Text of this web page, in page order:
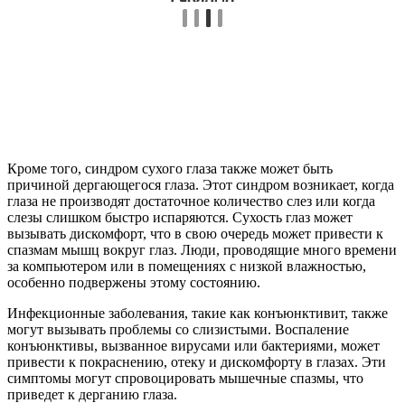
Кроме того, синдром сухого глаза также может быть
причиной дергающегося глаза. Этот синдром возникает, когда
глаза не производят достаточное количество слез или когда
слезы слишком быстро испаряются. Сухость глаз может
вызывать дискомфорт, что в свою очередь может привести к
спазмам мышц вокруг глаз. Люди, проводящие много времени
за компьютером или в помещениях с низкой влажностью,
особенно подвержены этому состоянию.
Инфекционные заболевания, такие как конъюнктивит, также
могут вызывать проблемы со слизистыми. Воспаление
конъюнктивы, вызванное вирусами или бактериями, может
привести к покраснению, отеку и дискомфорту в глазах. Эти
симптомы могут спровоцировать мышечные спазмы, что
приведет к дерганию глаза.